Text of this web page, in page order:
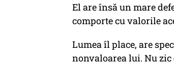
El are însă un mare
comporte cu valorile
Lumea îl place, are
nonvaloarea lui. Nu zic